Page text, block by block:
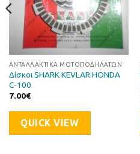
ΑΝΤΑΛΛΑΚΤΙΚΆ ΜΟΤΟΠΟΔΗΛΆΤΩΝ
Δίσκοι SHARK KEVLAR HONDA
C-100
7.00€
QUICK VIEW